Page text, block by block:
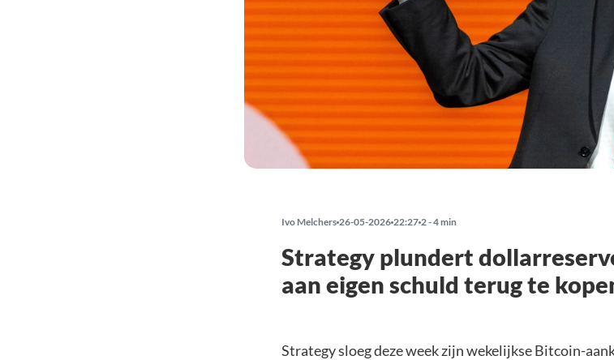
Ivo Melchers 26-05-2026 22:27 2 - 4 min
Strategy plundert
aan eigen schuld terug te
Strategy sloeg deze week zijn wekelijkse Bitcoin-